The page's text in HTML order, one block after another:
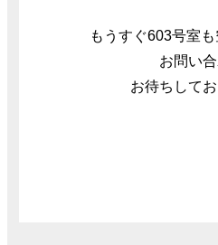
もうすぐ603号室も
お問い
お待ちしてお